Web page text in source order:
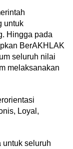
untuk
Hingga pada
BerAKHLAK
seluruh nilai
melaksanakan
Loyal,
untuk seluruh